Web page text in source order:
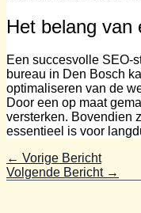
Het belang van
Een succesvolle SEO-
bureau in Den Bosch
optimaliseren van de
Door een op maat
versterken. Bovendien
essentieel is voor
← Vorige Bericht
Volgende Bericht →